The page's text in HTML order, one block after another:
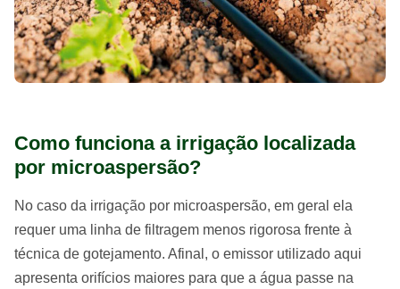
Como funciona a irrigação localizada
por microaspersão?
No caso da irrigação por microaspersão, em geral ela
requer uma linha de filtragem menos rigorosa frente à
técnica de gotejamento. Afinal, o emissor utilizado aqui
apresenta orifícios maiores para que a água passe na